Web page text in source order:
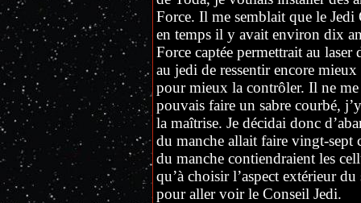
Force. Il me semblait que le
en temps il y avait environ dix
Force captée permettrait au laser
au jedi de ressentir encore
pour mieux la contrôler. Il ne
pouvais faire un sabre courbé,
la maîtrise. Je décidai donc
du manche allait faire vingt-sept
du manche contiendraient les
qu’à choisir l’aspect extérieur
pour aller voir le Conseil Jedi.